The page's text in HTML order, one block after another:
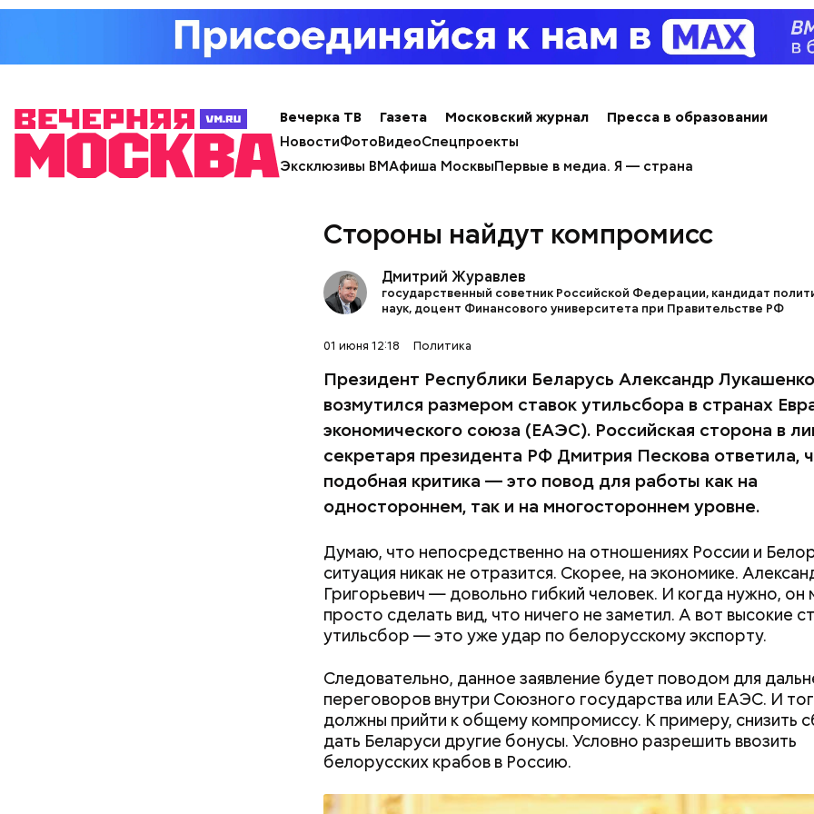
Вечерка ТВ Газета Московский журнал
Пресса в образовании
НовостиФотоВидеоСпецпроекты
Эксклюзивы ВМАфиша МосквыПервые в медиа. Я — страна
Стороны найдут компромисс
Дмитрий Журавлев
государственный советник Российской Федерации, кандидат
наук, доцент Финансового университета при Правительстве РФ
01 июня 12:18 Политика
Президент Республики Беларусь Александр Лукашенко
возмутился размером ставок утильсбора в странах
экономического союза (ЕАЭС). Российская сторона в
секретаря президента РФ Дмитрия Пескова ответила,
подобная критика — это повод для работы как на
одностороннем, так и на многостороннем уровне.
Думаю, что непосредственно на отношениях России и
ситуация никак не отразится. Скорее, на экономике.
Григорьевич — довольно гибкий человек. И когда нужно, он
просто сделать вид, что ничего не заметил. А вот высокие
утильсбор — это уже удар по белорусскому экспорту.
Следовательно, данное заявление будет поводом для
переговоров внутри Союзного государства или ЕАЭС. И
должны прийти к общему компромиссу. К примеру, снизить
дать Беларуси другие бонусы. Условно разрешить ввозить
белорусских крабов в Россию.
— Кабачки, порезанные кубиками, нужно легко обжарить на
сковороде. К ним добавляются зелень петрушки, чеснок,
оливковое масло. Получается очень вкусно, — поделился
Копылов.
полезна. В первую очередь ее стоит есть с осторожностью
с сахарным диабетом;
лишним весом.
Вовсю идет и сезон черешни. «Вечерняя Москва» узнала у
эндокринолога-диетолога Натальи Лазуренко,как
ягодус пользой для здоровья.